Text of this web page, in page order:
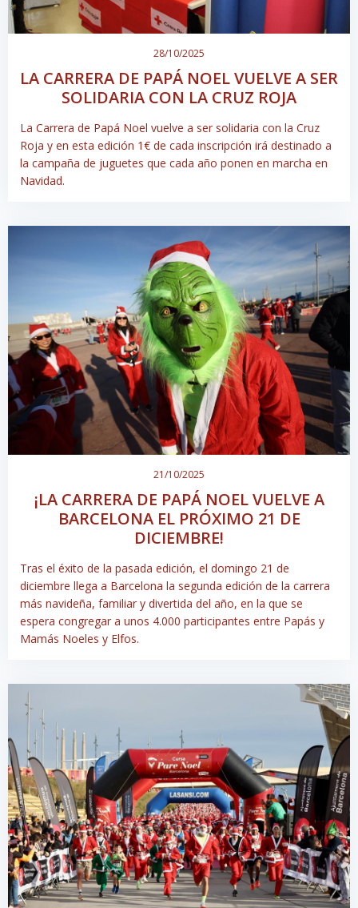
28/10/2025
LA CARRERA DE PAPÁ NOEL VUELVE A SER
SOLIDARIA CON LA CRUZ ROJA
La Carrera de Papá Noel vuelve a ser solidaria con la Cruz
Roja y en esta edición 1€ de cada inscripción irá destinado a
la campaña de juguetes que cada año ponen en marcha en
Navidad.
21/10/2025
¡LA CARRERA DE PAPÁ NOEL VUELVE A
BARCELONA EL PRÓXIMO 21 DE
DICIEMBRE!
Tras el éxito de la pasada edición, el domingo 21 de
diciembre llega a Barcelona la segunda edición de la carrera
más navideña, familiar y divertida del año, en la que se
espera congregar a unos 4.000 participantes entre Papás y
Mamás Noeles y Elfos.